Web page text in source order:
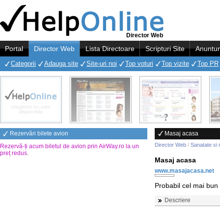
Director Web
Portal Director Web Lista Directoare Scripturi Site
Categorii Adauga site Site-uri noi Top voturi Top vizite Top PR
Rezervări bilete avion
Rezervă-ți acum biletul de avion prin AirWay.ro la un
preț redus.
Masaj acasa
Director Web / Sanatate si
Masaj acasa
www.masajacasa.net
Probabil cel mai
Descriere